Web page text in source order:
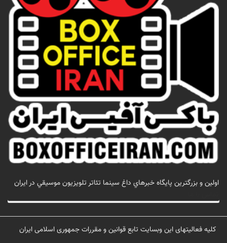
اولين و بزرگترين پايگاه خبرهاي داغ سينما تئاتر تلويزيون موسيقي در ايران
کلیه فعالیتهای این وبسایت تابع قوانین و مقررات جمهوری اسلامی ایران